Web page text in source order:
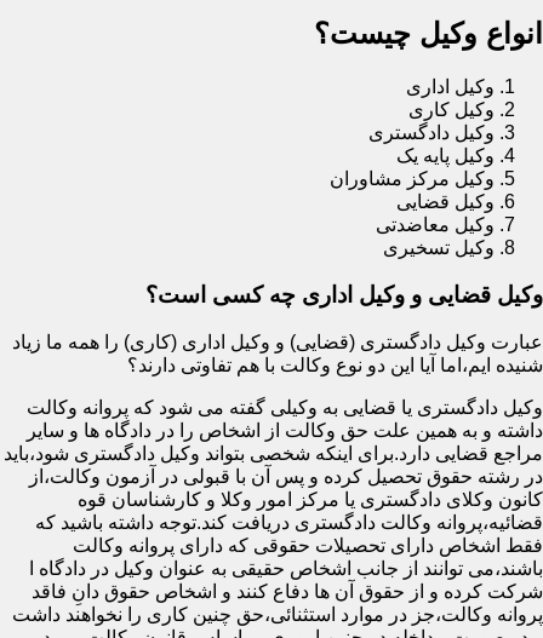
انواع وکیل چیست؟
وکیل اداری
وکیل کاری
وکیل دادگستری
وکیل پایه یک
وکیل مرکز مشاوران
وکیل قضایی
وکیل معاضدتی
وکیل تسخیری
وکیل قضایی و وکیل اداری چه کسی است؟
عبارت وکیل دادگستری (قضایی) و وکیل اداری (کاری) را همه ما زیاد
شنیده ایم،اما آیا این دو نوع وکالت با هم تفاوتی دارند؟
وکیل دادگستری یا قضایی به وکیلی گفته می شود که پروانه وکالت
داشته و به همین علت حق وکالت از اشخاص را در دادگاه ها و سایر
مراجع قضایی دارد.برای اینکه شخصی بتواند وکیل دادگستری شود،باید
در رشته حقوق تحصیل کرده و پس آن با قبولی در آزمون وکالت،از
کانون وکلای دادگستری یا مرکز امور وکلا و کارشناسان قوه
قضائیه،پروانه وکالت دادگستری دریافت کند.توجه داشته باشید که
فقط اشخاص دارای تحصیلات حقوقی که دارای پروانه وکالت
باشند،می توانند از جانب اشخاص حقیقی به عنوان وکیل در دادگاه ا
شرکت کرده و از حقوق آن ها دفاع کنند و اشخاص حقوق دانِ فاقد
پروانه وکالت،جز در موارد استثنائی،حق چنین کاری را نخواهند داشت